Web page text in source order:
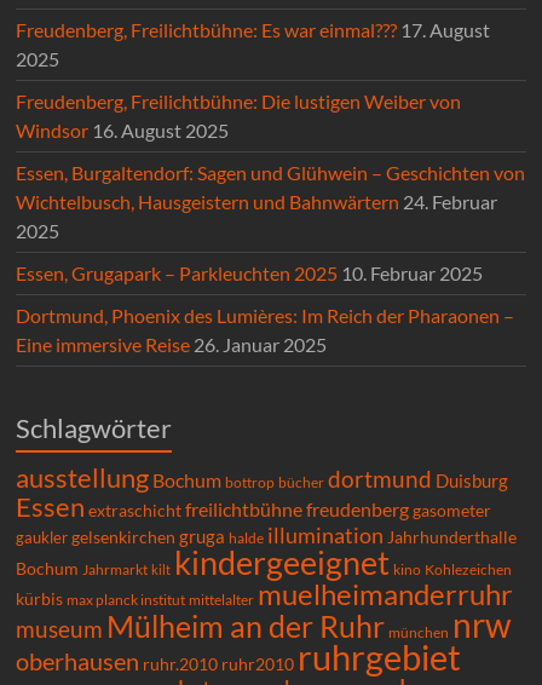
Freudenberg, Freilichtbühne: Es war einmal??? 17. August
2025
Freudenberg, Freilichtbühne: Die lustigen Weiber von
Windsor 16. August 2025
Essen, Burgaltendorf: Sagen und Glühwein – Geschichten von
Wichtelbusch, Hausgeistern und Bahnwärtern 24. Februar
2025
Essen, Grugapark – Parkleuchten 2025 10. Februar 2025
Dortmund, Phoenix des Lumières: Im Reich der Pharaonen –
Eine immersive Reise 26. Januar 2025
Schlagwörter
ausstellung Bochum bottrop bücher dortmund Duisburg
Essen extraschicht freilichtbühnefreudenberg gasometer
gaukler gelsenkirchen gruga halde illumination Jahrhunderthalle
Bochum Jahrmarkt kilt kindergeeignet kino Kohlezeichen
kürbis max planck institut mittelalter muelheimanderruhr
museum Mülheim an der Ruhr münchen nrw
oberhausen ruhr.2010 ruhr2010 ruhrgebiet